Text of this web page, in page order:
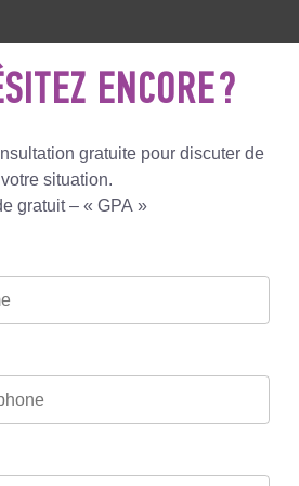
blog Programmes
DE LA MÈRE PORTEUSE
PORTEUSE
POUR AUTRUI
ENCORE ?
gratuite pour discuter de
votre situation.
gratuit – « GPA »